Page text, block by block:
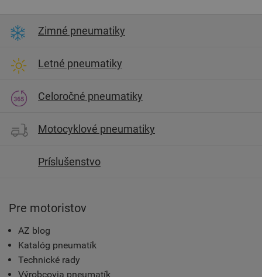
Zimné pneumatiky
Letné pneumatiky
Celoročné pneumatiky
Motocyklové pneumatiky
Príslušenstvo
Pre motoristov
AZ blog
Katalóg pneumatík
Technické rady
Výrobcovia pneumatík